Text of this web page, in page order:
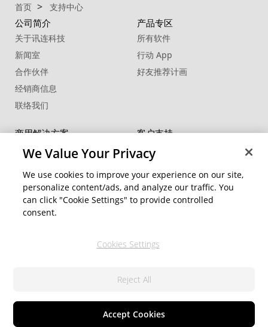
首页 支持中心
公司简介
关于讯连科技
新闻室
合作伙伴
经销商信息
联络我们
产品专区
所有软件
行动 App
好友推荐计画
商用解决方案
FaceMe® SDK
客户支持
软件更新
教学中心
社交网络资源
We Value Your Privacy
We use cookies to improve your experience on our site,
personalize content/ads, and analyze our traffic. You
can click "Cookie Settings" to provide controlled
consent.
Cookies Settings
Reject All
Accept Cookies